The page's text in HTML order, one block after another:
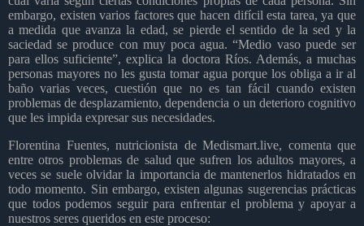
embargo, existen varios factores que hacen difícil esta tarea, ya que
a medida que avanza la edad, se pierde el sentido de la sed y la
saciedad se produce con muy poca agua. “Medio vaso puede ser
para ellos suficiente”, explica la doctora Ríos. Además, a muchas
personas mayores no les gusta tomar agua porque los obliga a ir al
baño varias veces, cuestión que no es tan fácil cuando existen
problemas de desplazamiento, dependencia o un deterioro cognitivo
que les impida expresar sus necesidades.
Florentina Fuentes, nutricionista de Medismart.live, comenta que
entre otros problemas de salud que sufren los adultos mayores, a
veces se suele olvidar la importancia de mantenerlos hidratados en
todo momento. Sin embargo, existen algunas sugerencias prácticas
que todos podemos seguir para enfrentar el problema y apoyar a
nuestros seres queridos en este proceso: